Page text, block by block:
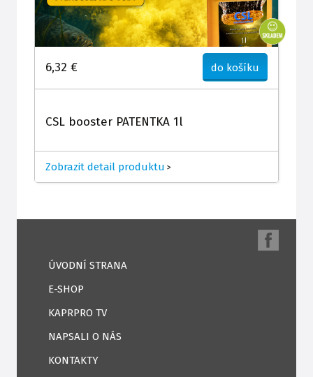
6,32 € do košíku
CSL booster PATENTKA 1l
Zobrazit detail produktu >
ÚVODNÍ STRANA
E-SHOP
KAPRPRO TV
NAPSALI O NÁS
KONTAKTY